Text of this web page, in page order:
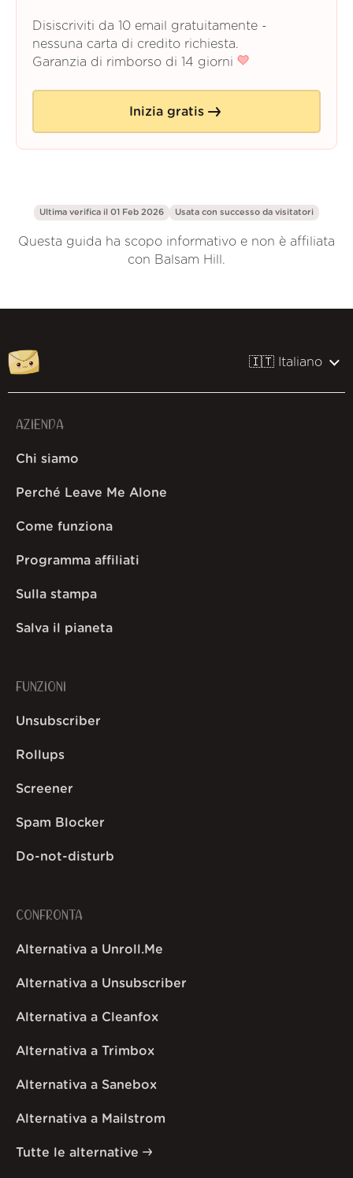
Disiscriviti da 10 email gratuitamente -
nessuna carta di credito richiesta.
Garanzia di rimborso di 14 giorni
Inizia gratis
Ultima verifica il 01 Feb 2026 Usata con successo da visitatori
Questa guida ha scopo informativo e non è affiliata
con Balsam Hill.
🇮🇹 Italiano
AZIENDA
Chi siamo
Perché Leave Me Alone
Come funziona
Programma affiliati
Sulla stampa
Salva il pianeta
FUNZIONI
Unsubscriber
Rollups
Screener
Spam Blocker
Do-not-disturb
CONFRONTA
Alternativa a Unroll.Me
Alternativa a Unsubscriber
Alternativa a Cleanfox
Alternativa a Trimbox
Alternativa a Sanebox
Alternativa a Mailstrom
Tutte le alternative